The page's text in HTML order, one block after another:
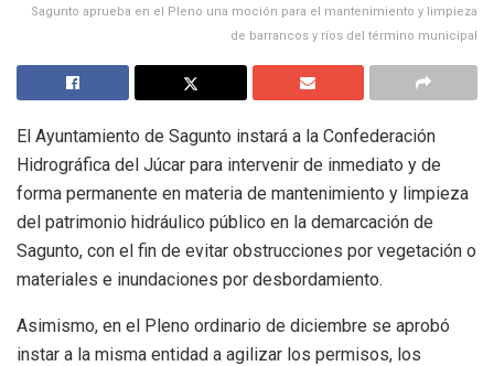
Sagunto aprueba en el Pleno una moción para el mantenimiento y limpieza
de barrancos y ríos del término municipal
El Ayuntamiento de Sagunto instará a la Confederación
Hidrográfica del Júcar para intervenir de inmediato y de
forma permanente en materia de mantenimiento y limpieza
del patrimonio hidráulico público en la demarcación de
Sagunto, con el fin de evitar obstrucciones por vegetación o
materiales e inundaciones por desbordamiento.
Asimismo, en el Pleno ordinario de diciembre se aprobó
instar a la misma entidad a agilizar los permisos, los